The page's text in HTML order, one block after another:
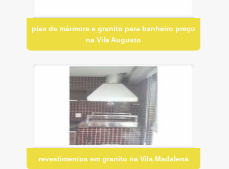
pias de mármore e granito para banheiro preço
na Vila Augusto
revestimentos em granito na Vila Madalena